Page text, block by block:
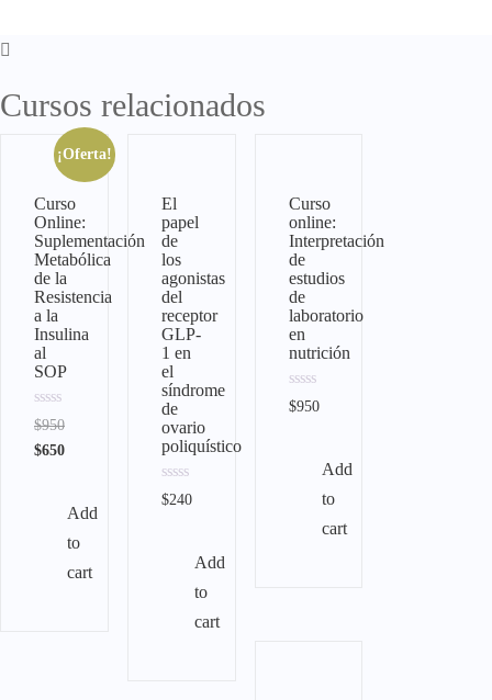
Cursos relacionados
Curso
Online:
Suplementación
Metabólica
de la
Resistencia
a la
Insulina
al
SOP
Rated
0
out
of
¡Oferta!
$950
$650
Add
to
cart
El
papel
de
los
agonistas
del
receptor
GLP-
1 en
el
síndrome
de
ovario
poliquístico
Rated
0
$240
Add
to
cart
Curso
online:
Interpretación
de
estudios
de
laboratorio
en
nutrición
Rated
0
$950
Add
to
cart